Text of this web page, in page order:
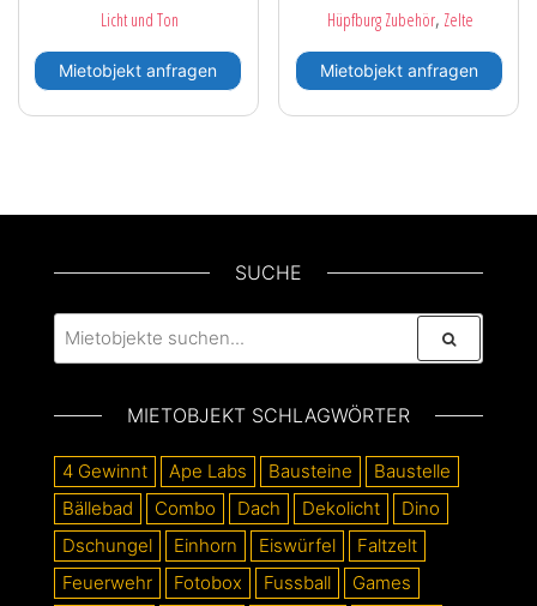
Licht und Ton
Mietobjekt anfragen
Hüpfburg Zubehör, Zelte
Mietobjekt anfragen
SUCHE
MIETOBJEKT SCHLAGWÖRTER
4 Gewinnt Ape Labs Bausteine
Baustelle
Bällebad
Combo Dach Dekolicht
Dino
Dschungel
Einhorn Eiswürfel
Faltzelt
Feuerwehr
Fotobox Fussball
Games